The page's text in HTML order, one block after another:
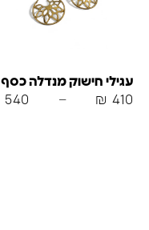
עגילי חישוק מנדלה כסף
₪ 410
–
540